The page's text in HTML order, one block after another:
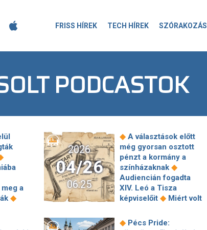
FRISS HÍREK TECH HÍREK SZÓRAKOZÁS
PODCASTOK
a
◆
2026
04/26
06:25
◆ A választások előtt
még gyorsan osztott
pénzt a kormány a
színházaknak ◆
Audiencián fogadta
XIV. Leó a Tisza
képviselőit ◆ Miért volt
Budapest felett?
◆ Pécs Pride: